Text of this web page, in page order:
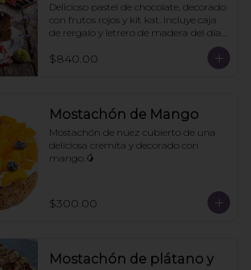
Delicioso pastel de chocolate, decorado
con frutos rojos y kit kat. Incluye caja
de rergalo y letrero de madera del día
de las madres. 10- 12 personas. Pedir
con un día de anticipación
$840.00
Mostachón de Mango
Mostachón de nuez cubierto de una
deliciosa cremita y decorado con
mango.🥭
$300.00
Mostachón de plátano y